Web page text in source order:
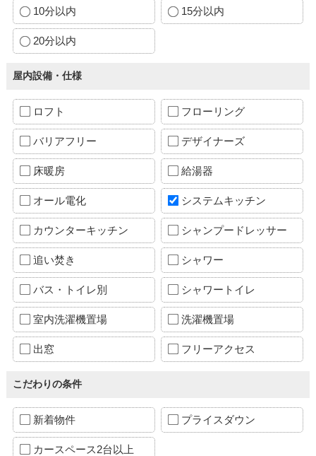
10分以内 15分以内
20分以内
屋内設備・仕様
ロフト フローリング
バリアフリー デザイナーズ
床暖房 給湯器
オール電化 システムキッチン
カウンターキッチン シャンプードレッサー
追い焚き シャワー
バス・トイレ別 シャワートイレ
室内洗濯機置場 洗濯機置場
出窓 フリーアクセス
こだわりの条件
新着物件 プライスダウン
カースペース2台以上